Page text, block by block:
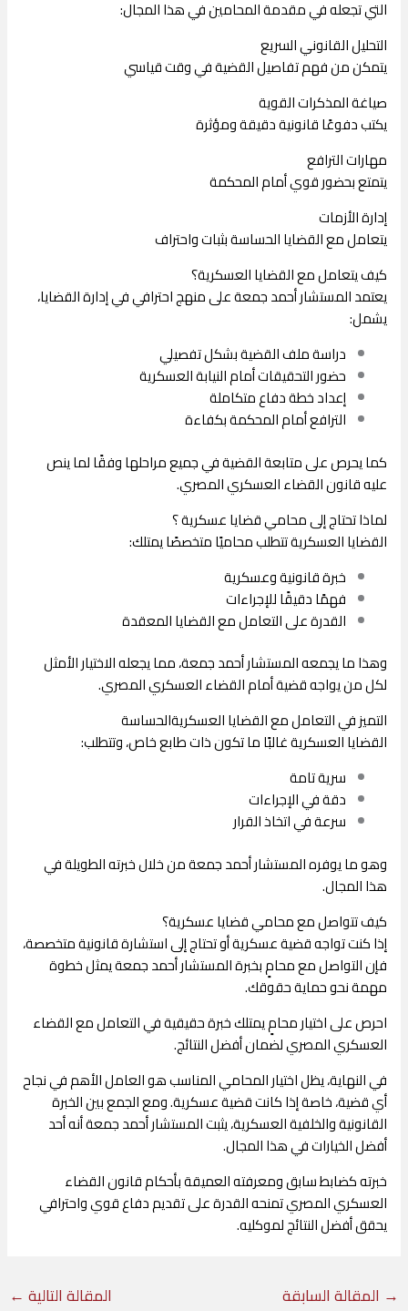
التي تجعله في مقدمة المحامين في هذا المجال:
التحليل القانوني السريع
يتمكن من فهم تفاصيل القضية في وقت قياسي
صياغة المذكرات القوية
يكتب دفوعًا قانونية دقيقة ومؤثرة
مهارات الترافع
يتمتع بحضور قوي أمام المحكمة
إدارة الأزمات
يتعامل مع القضايا الحساسة بثبات واحتراف
كيف يتعامل مع القضايا العسكرية؟
يعتمد المستشار أحمد جمعة على منهج احترافي في إدارة القضايا،
يشمل:
دراسة ملف القضية بشكل تفصيلي
حضور التحقيقات أمام النيابة العسكرية
إعداد خطة دفاع متكاملة
الترافع أمام المحكمة بكفاءة
كما يحرص على متابعة القضية في جميع مراحلها وفقًا لما ينص
عليهقانون القضاء العسكري المصري.
لماذا تحتاج إلى محامي قضايا عسكرية ؟
القضايا العسكرية تتطلب محاميًا متخصصًا يمتلك:
خبرة قانونية وعسكرية
فهمًا دقيقًا للإجراءات
القدرة على التعامل مع القضايا المعقدة
وهذا ما يجمعه المستشار أحمد جمعة، مما يجعله الاختيار الأمثل
لكل من يواجه قضية أمامالقضاء العسكري المصري.
التميز في التعامل مع القضايا العسكريةالحساسة
القضايا العسكرية غالبًا ما تكون ذات طابع خاص، وتتطلب:
سرية تامة
دقة في الإجراءات
سرعة في اتخاذ القرار
وهو ما يوفره المستشار أحمد جمعة من خلال خبرته الطويلة في
هذا المجال.
كيف تتواصل مع محامي قضايا عسكرية؟
إذا كنت تواجه قضية عسكرية أو تحتاج إلى استشارة قانونية متخصصة،
فإن التواصل مع محامٍ بخبرة المستشار أحمد جمعة يمثل خطوة
مهمة نحو حماية حقوقك.
احرص على اختيار محامٍ يمتلك خبرة حقيقية في التعامل معالقضاء
العسكري المصريلضمان أفضل النتائج.
في النهاية، يظل اختيار المحامي المناسب هو العامل الأهم في نجاح
أي قضية، خاصة إذا كانت قضية عسكرية. ومع الجمع بين الخبرة
القانونية والخلفية العسكرية، يثبت المستشار أحمد جمعة أنه أحد
أفضل الخيارات في هذا المجال.
خبرته كضابط سابق ومعرفته العميقة بأحكامقانون القضاء
العسكري المصريتمنحه القدرة على تقديم دفاع قوي واحترافي
يحقق أفضل النتائج لموكليه.
→ المقالة السابقة المقالة التالية ←